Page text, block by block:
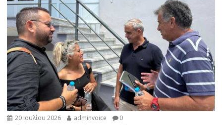
20 Ιουλίου 2026 adminvoice 0